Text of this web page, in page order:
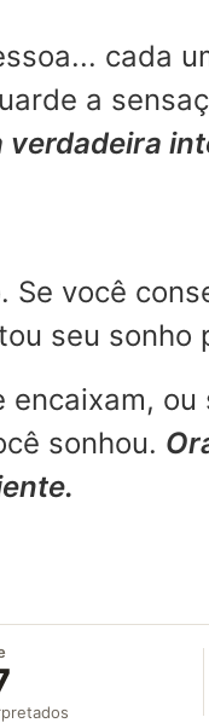
cada
a
você
seu sonho
sonhou.